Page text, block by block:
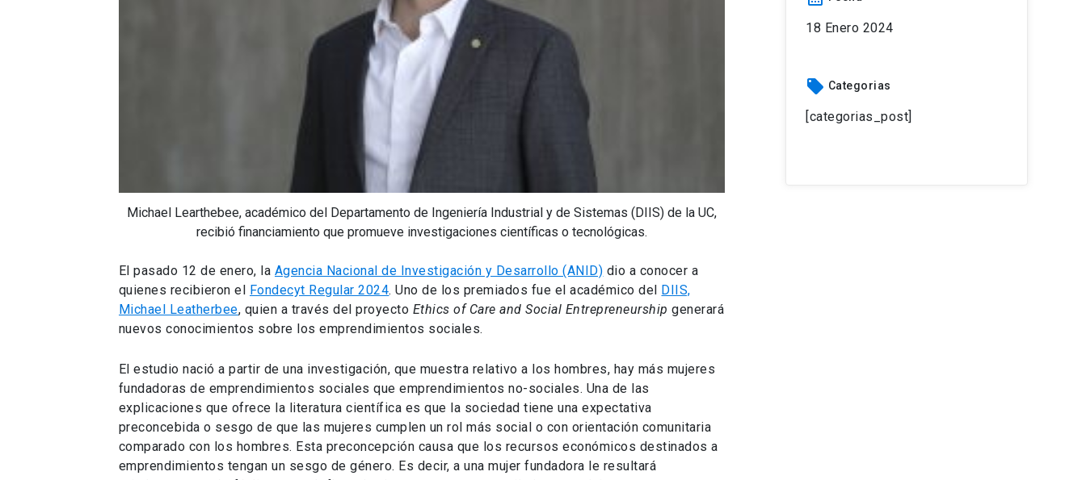
Michael Learthebee, académico del Departamento de Ingeniería Industrial y de Sistemas (DIIS) de la UC,
recibió financiamiento que promueve investigaciones científicas o tecnológicas.
El pasado 12 de enero, la Agencia Nacional de Investigación y Desarrollo (ANID) dio a conocer a
quienes recibieron el Fondecyt Regular 2024. Uno de los premiados fue el académico del DIIS,
Michael Leatherbee, quien a través del proyecto Ethics of Care and Social Entrepreneurship generará
nuevos conocimientos sobre los emprendimientos sociales.
El estudio nació a partir de una investigación, que muestra relativo a los hombres, hay más mujeres
fundadoras de emprendimientos sociales que emprendimientos no-sociales. Una de las
explicaciones que ofrece la literatura científica es que la sociedad tiene una expectativa
preconcebida o sesgo de que las mujeres cumplen un rol más social o con orientación comunitaria
comparado con los hombres. Esta preconcepción causa que los recursos económicos destinados a
emprendimientos tengan un sesgo de género. Es decir, a una mujer fundadora le resultará
18 Enero 2024
local_offer Categorias
[categorias_post]